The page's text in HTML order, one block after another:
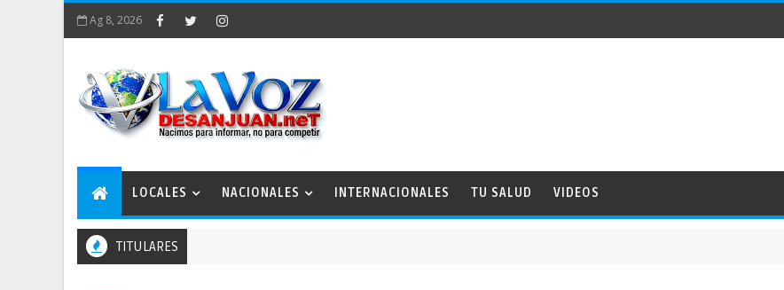
Ag 8, 2026
LOCALES NACIONALES INTERNACIONALES TU SALUD VIDEOS
TITULARES